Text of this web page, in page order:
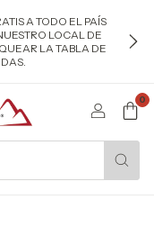
A TODO EL PAÍS
LOCAL DE
LA TABLA DE
0